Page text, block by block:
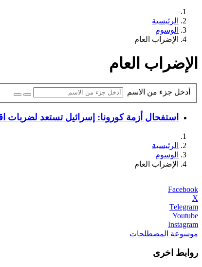
الرئيسية
الوسوم
الإضراب العام
الإضراب العام
أدخل جزء من الاسم
استفحال أزمة كورونا: إسرائيل تستعد لضربات
الرئيسية
الوسوم
الإضراب العام
Facebook
X
Telegram
Youtube
Instagram
موسوعة المصطلحات
روابط اخرى